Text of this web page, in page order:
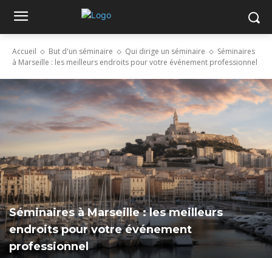
Accueil But d'un séminaire Qui dirige un séminaire
Séminaires
à Marseille : les meilleurs endroits pour votre événement professionnel
Séminaires à Marseille : les meilleurs
endroits pour votre événement
professionnel